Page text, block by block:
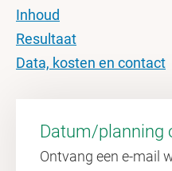
Inhoud
Resultaat
Data, kosten en contact
Datum/planning
Ontvang een e-mail